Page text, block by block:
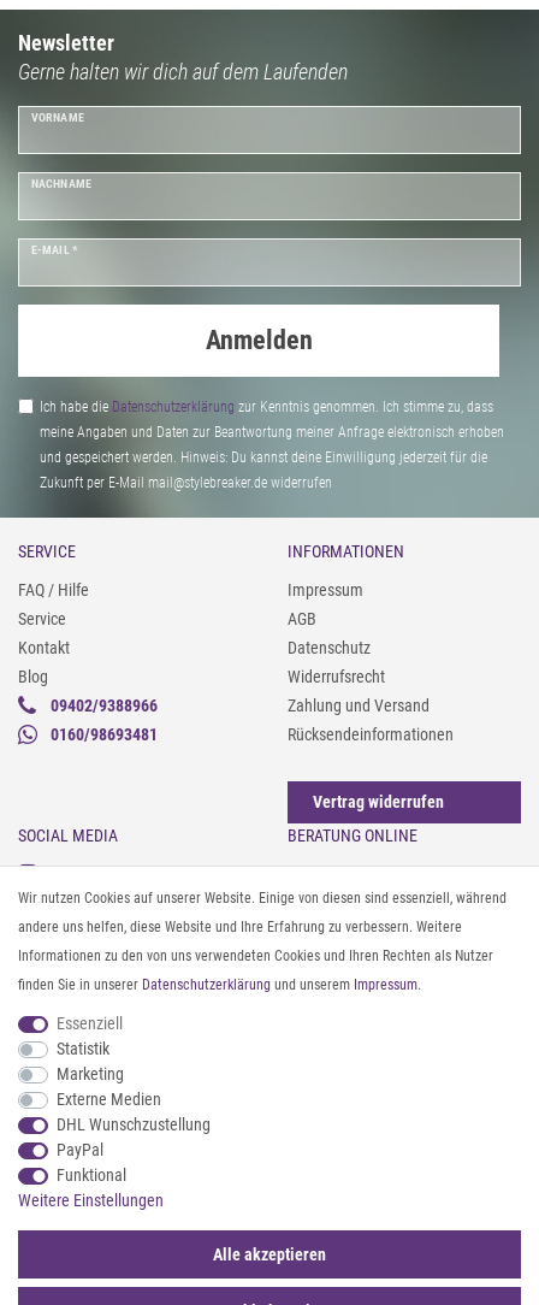
Newsletter
Gerne halten wir dich auf dem Laufenden
VORNAME
NACHNAME
E-MAIL *
Anmelden
Ich habe die Daten­schutz­erklärung zur Kenntnis genommen. Ich stimme zu, dass
meine Angaben und Daten zur Beantwortung meiner Anfrage elektronisch erhoben
und gespeichert werden. Hinweis: Du kannst deine Einwilligung jederzeit für die
Zukunft per E-Mail mail@stylebreaker.de widerrufen
SERVICE
FAQ / Hilfe
Service
Kontakt
Blog
09402/9388966
0160/98693481
INFORMATIONEN
Impressum
AGB
Datenschutz
Widerrufsrecht
Zahlung und Versand
Rücksendeinformationen
Vertrag widerrufen
SOCIAL MEDIA
Instagram
Facebook
Pinterest
Twitter
Youtube
Threads
BERATUNG ONLINE
Gürtel messen & kürzen
Sonnenbrillen & UV-Schutz
Textilpflege
Textil- und Material-Guide
Geldbörse richtig organisieren
ZAHLUNG & VERSAND
Wir nutzen Cookies auf unserer Website. Einige von diesen sind essenziell, während
andere uns helfen, diese Website und Ihre Erfahrung zu verbessern. Weitere
Informationen zu den von uns verwendeten Cookies und Ihren Rechten als Nutzer
finden Sie in unserer Daten­schutz­erklärung und unserem Impressum.
Essenziell
Statistik
Marketing
Externe Medien
DHL Wunschzustellung
PayPal
Funktional
Weitere Einstellungen
Alle akzeptieren